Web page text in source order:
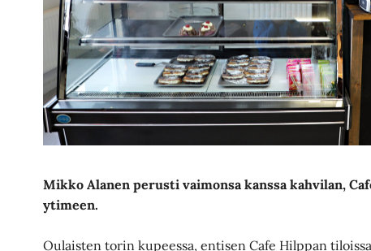
Mikko Alanen perusti vaimonsa kanssa kahvilan,
ytimeen.
Oulaisten torin kupeessa, entisen Cafe Hilppan